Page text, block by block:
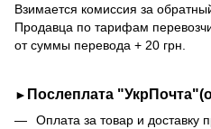
Взимается комиссия за
Продавца по тарифам
от суммы перевода + 20 грн.
► Послеплата
Оплата за товар и доставку